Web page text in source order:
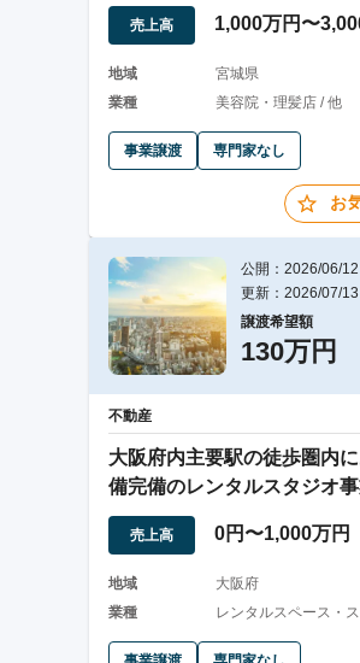
売上高 1,000万円〜
地域
宮城県
業種
美容院・理髪店 / 他
事業譲渡 専門家なし
お
公開：2026/06/12
更新：2026/07/13
譲渡希望額
130万円
不動産
大阪府内主要駅の徒歩圏内
備完備のレンタルスタジオ
売上高 0円〜1,000万円
地域
大阪府
業種
レンタルスペース・